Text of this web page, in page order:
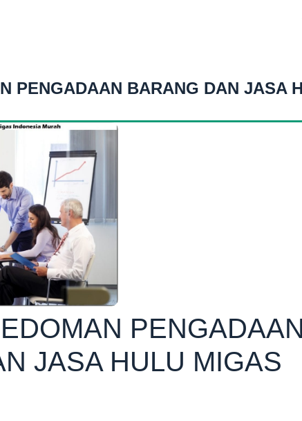
PENGADAAN BARANG DAN JASA
PENGADAAN
JASA HULU MIGAS